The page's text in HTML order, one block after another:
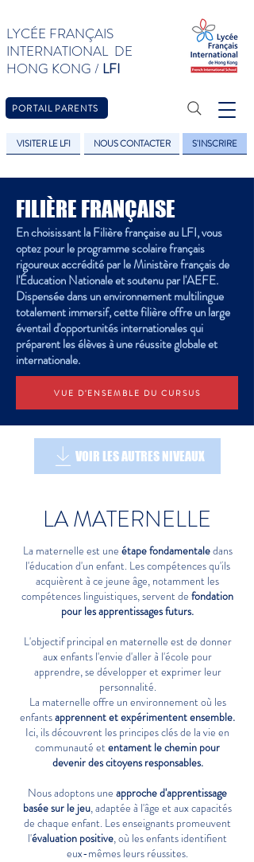
LYCÉE FRANÇAIS
INTERNATIONAL DE
HONG KONG / LFI
PORTAIL PARENTS
VISITER LE LFI NOUS CONTACTER S'INSCRIRE
FILIÈRE FRANÇAISE
En choisissant la Filière française au LFI, vous
optez pour le programme scolaire français
rigoureux accrédité par le Ministère français de
l'Éducation Nationale et soutenu par l'AEFE.
Dispensée dans un environnement multilingue
totalement immersif, cette filière offre un large
éventail d'opportunités internationales qui
préparent les élèves à une réussite globale et
internationale.
VUE D'ENSEMBLE DU CURSUS
VOIR LES AUTRES NIVEAUX
LA MATERNELLE
La maternelle est une étape fondamentaledans
l'éducation d'un enfant. Les compétences qu'ils
acquièrent à ce jeune âge, notamment les
compétences linguistiques, servent de fondation
pour les apprentissages futurs.
L'objectif principal en maternelle est de donner
aux enfants l'envie d'aller à l'école pour
apprendre, se développer et exprimer leur
personnalité.
La maternelle offre un environnement où les
enfantsapprennent et expérimentent ensemble.
Ici, ils découvrent les principes clés de la vie en
communauté etentament le chemin pour
devenir des citoyens responsables.
Nous adoptons une approche d'apprentissage
basée sur le jeu, adaptée à l'âge et aux capacités
de chaque enfant. Les enseignants promeuvent
l'évaluation positive, où les enfants identifient
eux-mêmes leurs réussites.